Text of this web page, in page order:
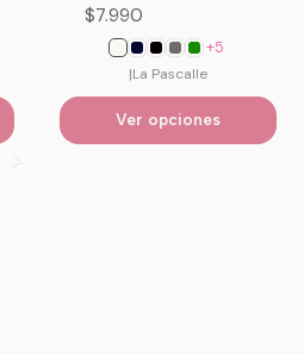
$7.990
+5
|La Pascalle
Ver opciones